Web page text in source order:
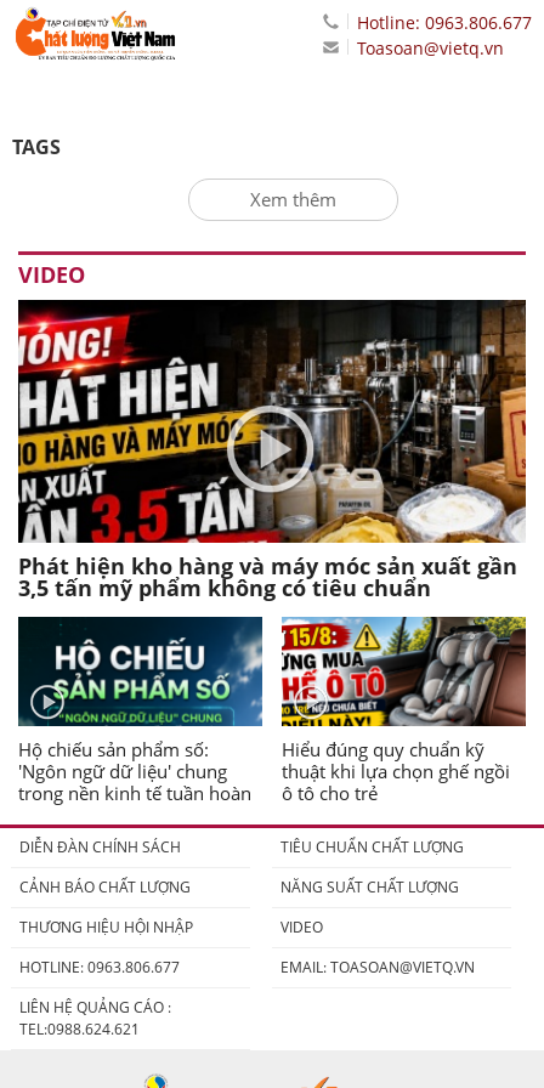
Hotline: 0963.806.677
Toasoan@vietq.vn
TAGS
Xem thêm
VIDEO
Phát hiện kho hàng và máy móc sản xuất gần
3,5 tấn mỹ phẩm không có tiêu chuẩn
Hộ chiếu sản phẩm số:
'Ngôn ngữ dữ liệu' chung
trong nền kinh tế tuần hoàn
Hiểu đúng quy chuẩn kỹ
thuật khi lựa chọn ghế ngồi
ô tô cho trẻ
DIỄN ĐÀN CHÍNH SÁCH
TIÊU CHUẨN CHẤT LƯỢNG
CẢNH BÁO CHẤT LƯỢNG
NĂNG SUẤT CHẤT LƯỢNG
THƯƠNG HIỆU HỘI NHẬP
VIDEO
HOTLINE: 0963.806.677
EMAIL:TOASOAN@VIETQ.VN
LIÊN HỆ QUẢNG CÁO :
TEL:0988.624.621